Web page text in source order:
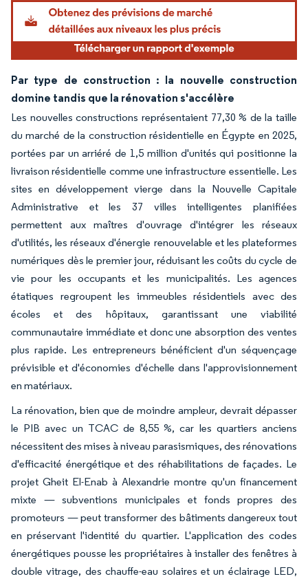
Par type de construction : la nouvelle construction
domine tandis que la rénovation s'accélère
Les nouvelles constructions représentaient 77,30 % de la taille
du marché de la construction résidentielle en Égypte en 2025,
portées par un arriéré de 1,5 million d'unités qui positionne la
livraison résidentielle comme une infrastructure essentielle. Les
sites en développement vierge dans la Nouvelle Capitale
Administrative et les 37 villes intelligentes planifiées
permettent aux maîtres d'ouvrage d'intégrer les réseaux
d'utilités, les réseaux d'énergie renouvelable et les plateformes
numériques dès le premier jour, réduisant les coûts du cycle de
vie pour les occupants et les municipalités. Les agences
étatiques regroupent les immeubles résidentiels avec des
écoles et des hôpitaux, garantissant une viabilité
communautaire immédiate et donc une absorption des ventes
plus rapide. Les entrepreneurs bénéficient d'un séquençage
prévisible et d'économies d'échelle dans l'approvisionnement
en matériaux.
La rénovation, bien que de moindre ampleur, devrait dépasser
le PIB avec un TCAC de 8,55 %, car les quartiers anciens
nécessitent des mises à niveau parasismiques, des rénovations
d'efficacité énergétique et des réhabilitations de façades. Le
projet Gheit El-Enab à Alexandrie montre qu'un financement
mixte — subventions municipales et fonds propres des
promoteurs — peut transformer des bâtiments dangereux tout
en préservant l'identité du quartier. L'application des codes
énergétiques pousse les propriétaires à installer des fenêtres à
double vitrage, des chauffe-eau solaires et un éclairage LED,